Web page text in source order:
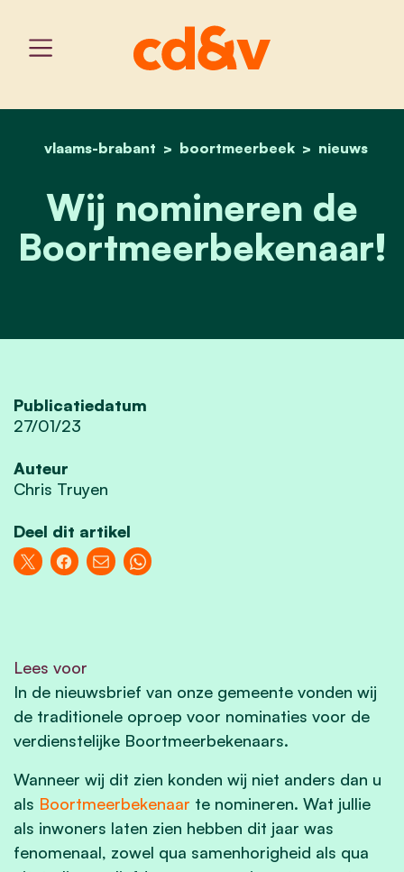
home
vlaams-brabant boortmeerbeek nieuws
wij nomineren de
Wij nomineren de
Boortmeerbekenaar!
Publicatiedatum
27/01/23
Auteur
Chris Truyen
Deel dit artikel
Lees voor
In de nieuwsbrief van onze gemeente vonden wij
de traditionele oproep voor nominaties voor de
verdienstelijke Boortmeerbekenaars.
Wanneer wij dit zien konden wij niet anders dan u
als Boortmeerbekenaar te nomineren. Wat jullie
als inwoners laten zien hebben dit jaar was
fenomenaal, zowel qua samenhorigheid als qua